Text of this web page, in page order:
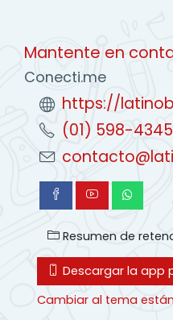
Mantente en
Conecti.me
https://
(01) 598-
Resumen de
Descargar la app
Cambiar al tema